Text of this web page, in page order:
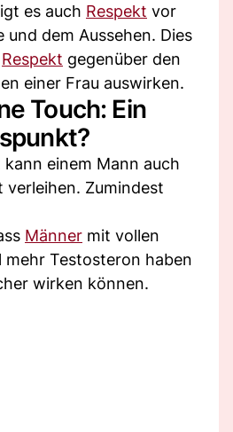
es auch Respekt vor
und dem Aussehen. Dies
Respekt gegenüber den
einer Frau auswirken.
Touch: Ein
einem Mann auch
verleihen. Zumindest
Männer mit vollen
Testosteron haben
wirken können.